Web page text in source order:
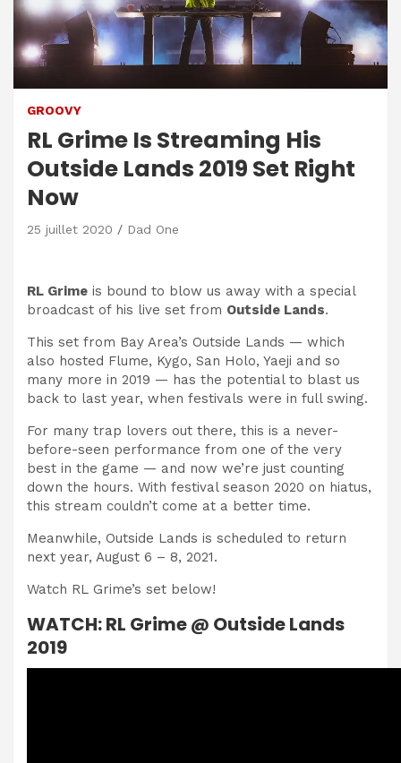
GROOVY
RL Grime Is Streaming His
Outside Lands 2019 Set Right
Now
25 juillet 2020 Dad One
RL Grime is bound to blow us away with a special
broadcast of his live set from Outside Lands.
This set from Bay Area’s Outside Lands — which
also hosted Flume, Kygo, San Holo, Yaeji and so
many more in 2019 — has the potential to blast us
back to last year, when festivals were in full swing.
For many trap lovers out there, this is a never-
before-seen performance from one of the very
best in the game — and now we’re just counting
down the hours. With festival season 2020 on hiatus,
this stream couldn’t come at a better time.
Meanwhile, Outside Lands is scheduled to return
next year, August 6 – 8, 2021.
Watch RL Grime’s set below!
WATCH: RL Grime @ Outside Lands
2019